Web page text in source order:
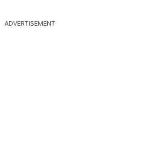
ADVERTISEMENT